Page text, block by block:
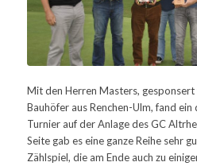
Mit den Herren Masters,
Bauhöfer aus Renchen-Ulm, fand ein
Turnier auf der Anlage des GC
Seite gab es eine ganze Reihe sehr
Zählspiel, die am Ende auch zu